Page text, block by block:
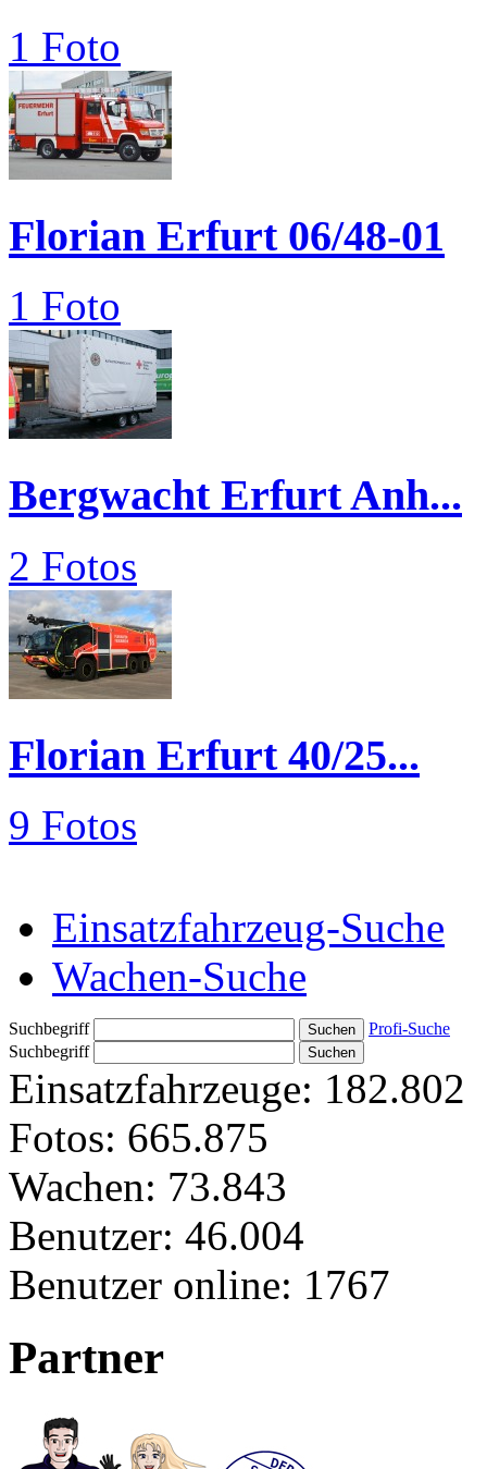
1 Foto
Florian Erfurt 06/48-01
1 Foto
Bergwacht Erfurt Anh...
2 Fotos
Florian Erfurt 40/25...
9 Fotos
Einsatzfahrzeug-Suche
Wachen-Suche
Suchbegriff
Profi-Suche
Suchbegriff
Einsatzfahrzeuge: 182.802
Fotos: 665.875
Wachen: 73.843
Benutzer: 46.004
Benutzer online: 1767
Partner